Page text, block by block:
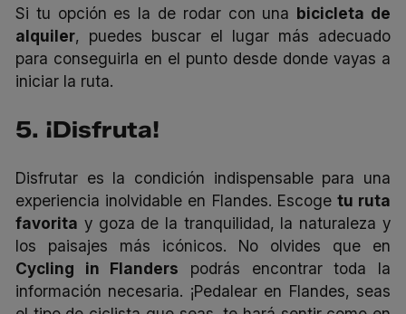
Si tu opción es la de rodar con una bicicleta de
alquiler, puedes buscar el lugar más adecuado
para conseguirla en el punto desde donde vayas a
iniciar la ruta.
5. ¡Disfruta!
Disfrutar es la condición indispensable para una
experiencia inolvidable en Flandes. Escoge tu ruta
favorita y goza de la tranquilidad, la naturaleza y
los paisajes más icónicos. No olvides que en
Cycling in Flanders
podrás encontrar toda la
información necesaria. ¡Pedalear en Flandes, seas